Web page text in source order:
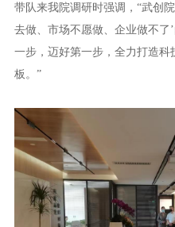
带队来我院调研时强调，“武创
去做、市场不愿做、企业做不了
一步，迈好第一步，全力打造
板。”